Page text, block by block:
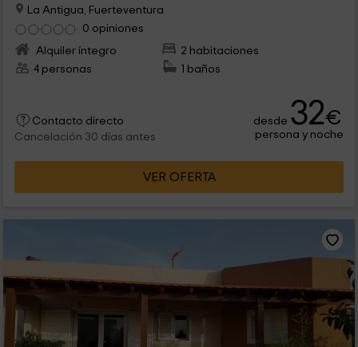
La Antigua, Fuerteventura
0 opiniones
Alquiler íntegro
2 habitaciones
4 personas
1 baños
Contacto directo
Cancelación 30 días antes
desde 32€
persona y noche
VER OFERTA